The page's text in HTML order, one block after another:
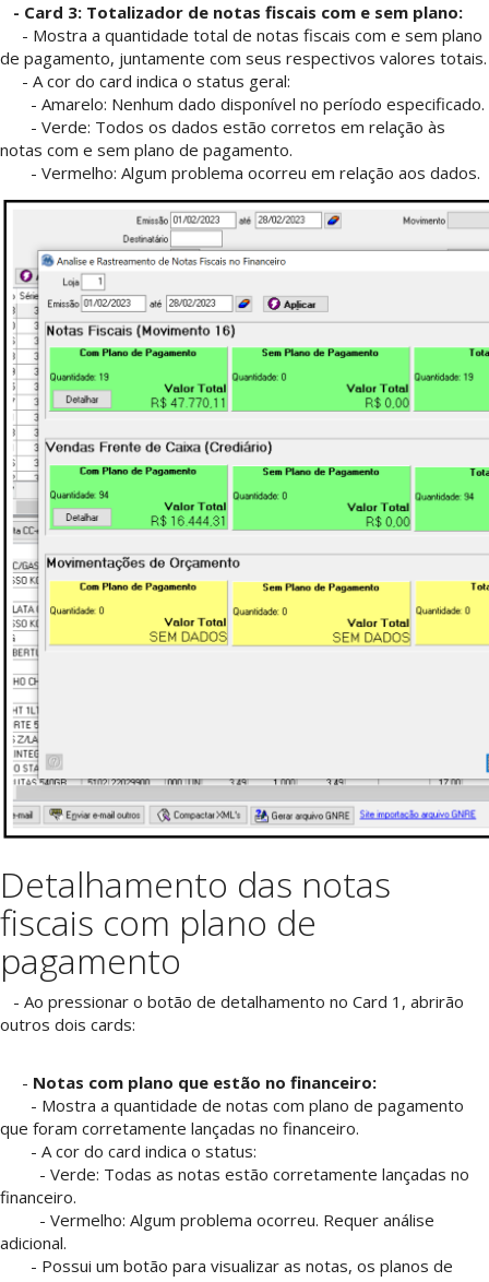
- Card 3: Totalizador de notas fiscais com e sem plano:
- Mostra a quantidade total de notas fiscais com e sem plano
de pagamento, juntamente com seus respectivos valores totais.
- A cor do card indica o status geral:
- Amarelo: Nenhum dado disponível no período especificado.
- Verde: Todos os dados estão corretos em relação às
notas com e sem plano de pagamento.
- Vermelho: Algum problema ocorreu em relação aos dados.
Detalhamento das notas
fiscais com plano de
pagamento
- Ao pressionar o botão de detalhamento no Card 1, abrirão
outros dois cards:
- Notas com plano que estão no financeiro:
- Mostra a quantidade de notas com plano de pagamento
que foram corretamente lançadas no financeiro.
- A cor do card indica o status:
- Verde: Todas as notas estão corretamente lançadas no
financeiro.
- Vermelho: Algum problema ocorreu. Requer análise
adicional.
- Possui um botão para visualizar as notas, os planos de